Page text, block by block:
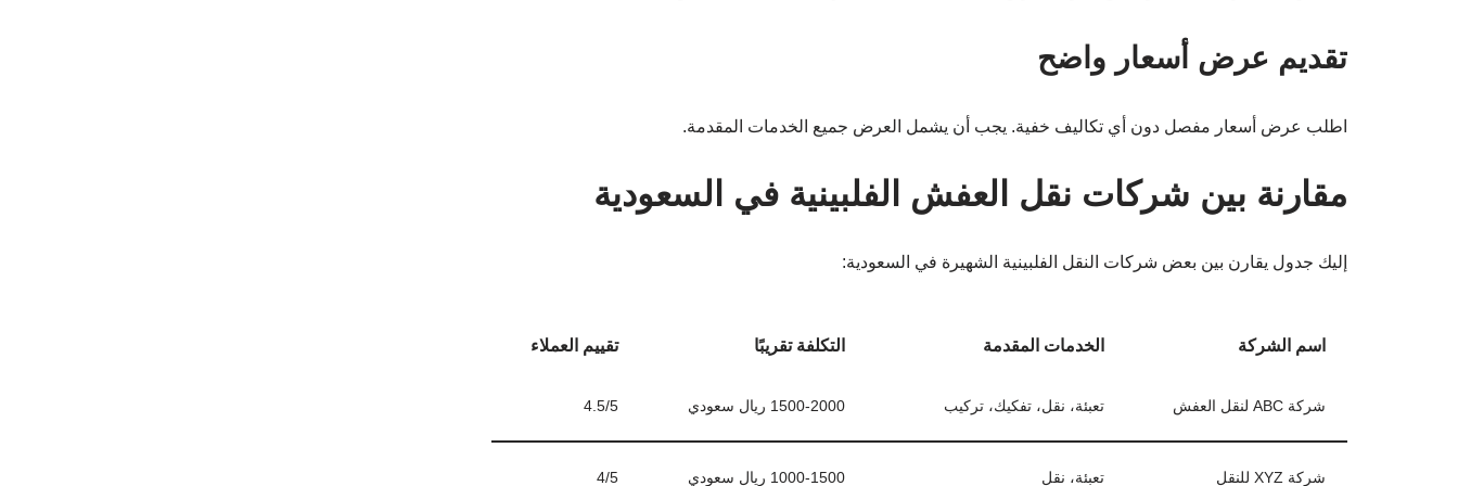
تقديم عرض أسعار واضح
اطلب عرض أسعار مفصل دون أي تكاليف خفية. يجب أن يشمل العرض جميع الخدمات المقدمة.
مقارنة بين شركات نقل العفش الفلبينية في السعودية
إليك جدول يقارن بين بعض شركات النقل الفلبينية الشهيرة في السعودية:
اسم الشركة الخدمات المقدمة التكلفة تقريبًا تقييم العملاء
شركة ABC لنقل العفش تعبئة، نقل، تفكيك، تركيب 1500-2000 ريال سعودي 4.5/5
شركة XYZ للنقل تعبئة، نقل 1000-1500 ريال سعودي 4/5